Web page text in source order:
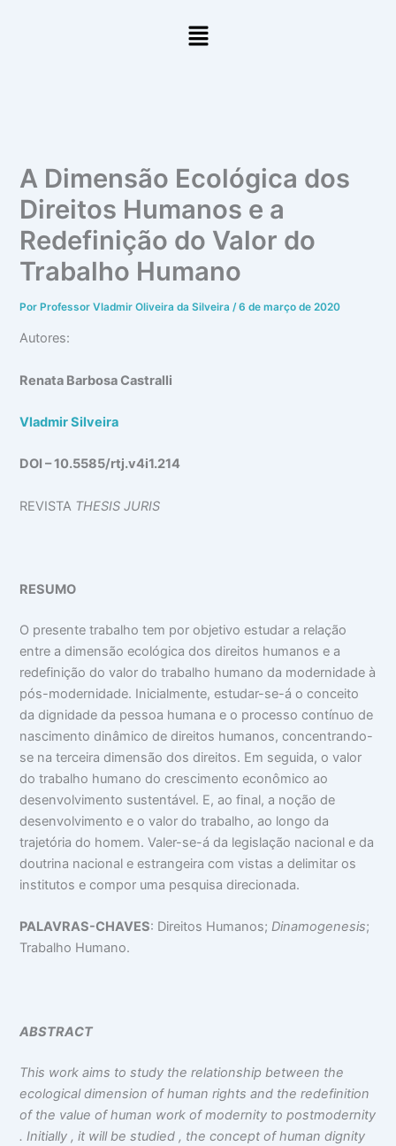
Menu
A Dimensão Ecológica dos
Direitos Humanos e a
Redefinição do Valor do
Trabalho Humano
PorProfessor Vladmir Oliveira da Silveira /6 de março de 2020
Autores:
Renata Barbosa Castralli
Vladmir Silveira
DOI – 10.5585/rtj.v4i1.214
REVISTA THESIS JURIS
RESUMO
O presente trabalho tem por objetivo estudar a relação
entre a dimensão ecológica dos direitos humanos e a
redefinição do valor do trabalho humano da modernidade à
pós-modernidade. Inicialmente, estudar-se-á o conceito
da dignidade da pessoa humana e o processo contínuo de
nascimento dinâmico de direitos humanos, concentrando-
se na terceira dimensão dos direitos. Em seguida, o valor
do trabalho humano do crescimento econômico ao
desenvolvimento sustentável. E, ao final, a noção de
desenvolvimento e o valor do trabalho, ao longo da
trajetória do homem. Valer-se-á da legislação nacional e da
doutrina nacional e estrangeira com vistas a delimitar os
institutos e compor uma pesquisa direcionada.
PALAVRAS-CHAVES: Direitos Humanos;Dinamogenesis;
Trabalho Humano.
ABSTRACT
This work aims to study the relationship between the
ecological dimension of human rights and the redefinition
of the value of human work of modernity to postmodernity
. Initially , it will be studied , the concept of human dignity